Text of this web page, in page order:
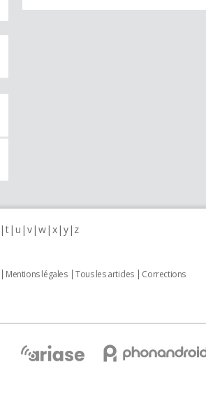
t u v w x y z
Mentions légales Tous les articles
Corrections